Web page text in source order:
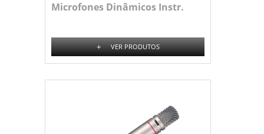
Microfones Dinâmicos Instr.
+ VER PRODUTOS